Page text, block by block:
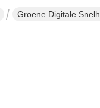
Groene Digitale